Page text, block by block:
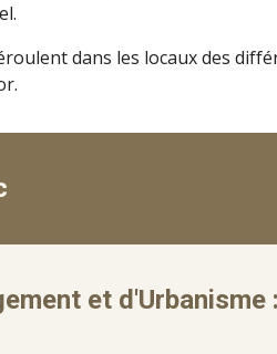
dans les locaux des
et d'Urbanisme :